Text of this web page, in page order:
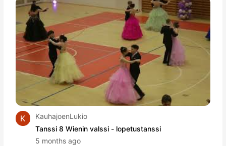
KauhajoenLukio
Tanssi 8 Wienin valssi - lopetustanssi
5 months ago